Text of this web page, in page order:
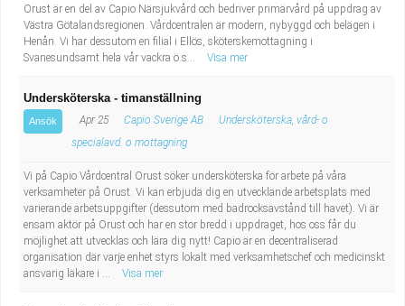
Pedagogiskt arbete
Sanering och renhållning
Socialt arbete
Säkerhetsarbete
Tekniskt arbete
Transport
sekreterare
Lastbilsförare m.fl.
Fastighetsskötare
Informatör/Kommunikatör
Brevbärare
Sjuksköterska, grundutbildad
Kock, storhushåll
Orust är en del av Capio Närsjukvård och bedriver primärvård på uppdrag av
Västra Götalandsregionen. Vårdcentralen är modern, nybyggd och belägen i
Henån. Vi har dessutom en filial i Ellös, sköterskemottagning i
Svanesundsamt hela vår vackra ö s...
Visa mer
Undersköterska - timanställning
Ansök Apr 25 Capio Sverige AB
Undersköterska, vård- o
specialavd. o mottagning
Vi på Capio Vårdcentral Orust söker undersköterska för arbete på våra
verksamheter på Orust. Vi kan erbjuda dig en utvecklande arbetsplats med
varierande arbetsuppgifter (dessutom med badrocksavstånd till havet). Vi är
ensam aktör på Orust och har en stor bredd i uppdraget, hos oss får du
möjlighet att utvecklas och lära dig nytt! Capio är en decentraliserad
organisation där varje enhet styrs lokalt med verksamhetschef och medicinskt
ansvarig läkare i ...
Visa mer